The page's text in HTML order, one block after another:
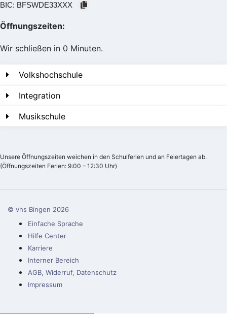
BIC: BFSWDE33XXX
Öffnungszeiten:
Wir schließen in 0 Minuten.
Volkshochschule
Integration
Musikschule
Unsere Öffnungszeiten weichen in den Schulferien und an Feiertagen ab.
(Öffnungszeiten Ferien: 9:00 – 12:30 Uhr)
© vhs Bingen 2026
Einfache Sprache
Hilfe Center
Karriere
Interner Bereich
AGB, Widerruf, Datenschutz
Impressum